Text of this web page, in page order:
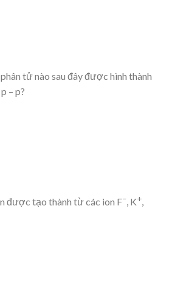
tử nào sau đây được hình thành
– p?
được tạo thành từ các ion F–, K+,